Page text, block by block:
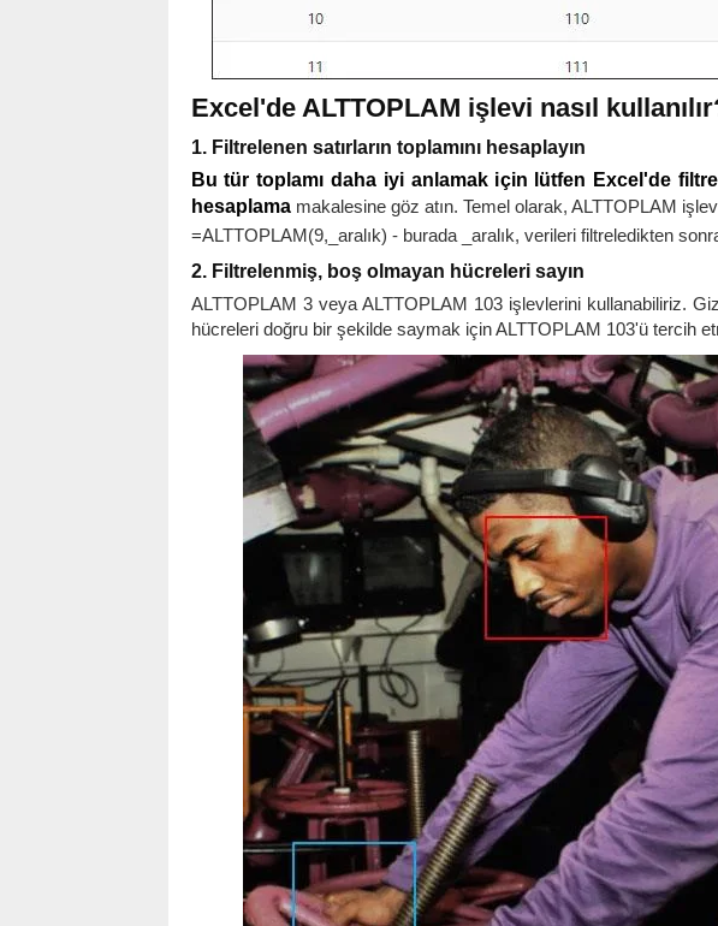
Excel'de ALTTOPLAM işlevi nasıl
1. Filtrelenen satırların toplamını hesaplayın
Bu tür toplamı daha iyi anlamak için lütfen Excel'de
hesaplamamakalesine göz atın. Temel olarak, ALTTOPLAM
=ALTTOPLAM(9,_aralık) - burada _aralık, verileri filtreledikten
2. Filtrelenmiş, boş olmayan hücreleri sayın
ALTTOPLAM 3 veya ALTTOPLAM 103 işlevlerini kullanabiliriz.
hücreleri doğru bir şekilde saymak için ALTTOPLAM 103'ü tercih